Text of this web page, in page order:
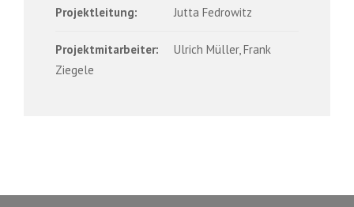
Projektleitung: Jutta Fedrowitz
Projektmitarbeiter:
Ulrich Müller, Frank
Ziegele